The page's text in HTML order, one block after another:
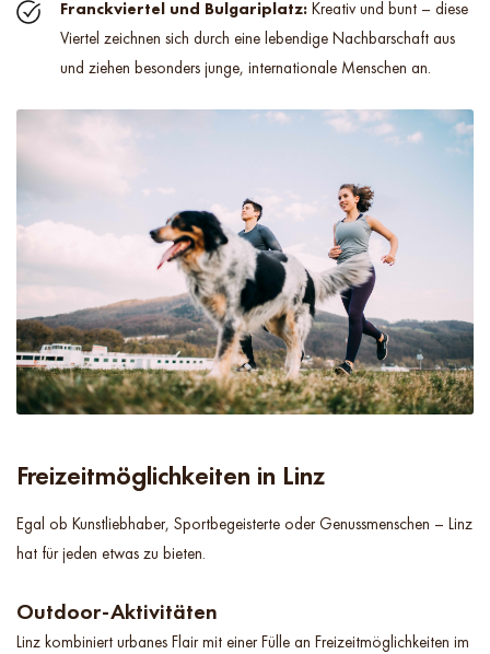
Franckviertel und Bulgariplatz: Kreativ und bunt – diese
Viertel zeichnen sich durch eine lebendige Nachbarschaft aus
und ziehen besonders junge, internationale Menschen an.
Freizeitmöglichkeiten in Linz
Egal ob Kunstliebhaber, Sportbegeisterte oder Genussmenschen – Linz
hat für jeden etwas zu bieten.
Outdoor-Aktivitäten
Linz kombiniert urbanes Flair mit einer Fülle an Freizeitmöglichkeiten im